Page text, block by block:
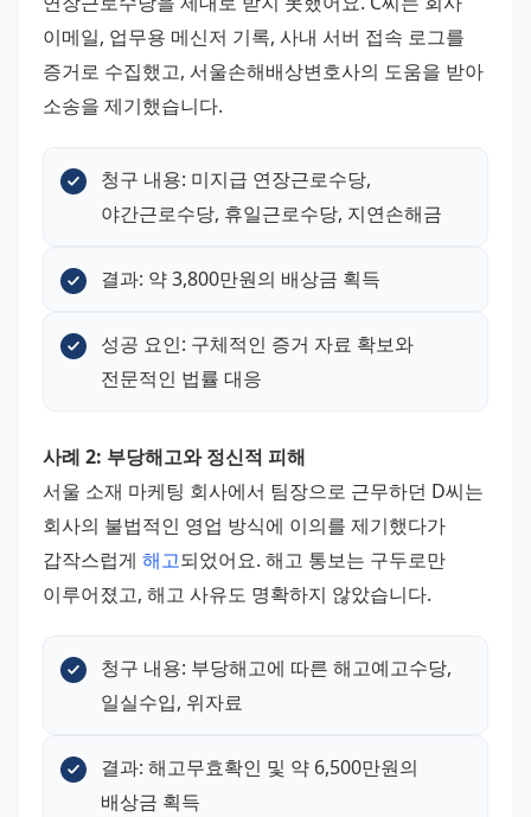
이메일, 업무용 메신저 기록, 사내 서버 접속 로그를
증거로 수집했고, 서울손해배상변호사의 도움을 받아
소송을 제기했습니다.
청구 내용: 미지급 연장근로수당,
야간근로수당, 휴일근로수당, 지연손해금
결과: 약 3,800만원의 배상금 획득
성공 요인: 구체적인 증거 자료 확보와
전문적인 법률 대응
사례 2: 부당해고와 정신적 피해
서울 소재 마케팅 회사에서 팀장으로 근무하던 D씨는
회사의 불법적인 영업 방식에 이의를 제기했다가
갑작스럽게 해고되었어요. 해고 통보는 구두로만
이루어졌고, 해고 사유도 명확하지 않았습니다.
청구 내용: 부당해고에 따른 해고예고수당,
일실수입, 위자료
결과: 해고무효확인 및 약 6,500만원의
배상금 획득